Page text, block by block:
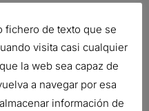
fichero de texto que se
visita casi cualquier
la web sea capaz de
a navegar por esa
información de